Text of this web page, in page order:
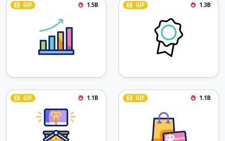
GIF 1.5B GIF 1.3B
GIF 1.1B GIF 1.1B